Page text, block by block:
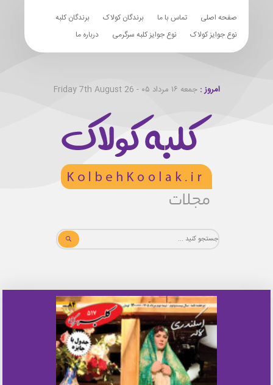
صفحه اصلی تماس با ما برندگان کولاک
برندگان کلبه
نوع جوایز کولاک
نوع جوایز کلبه سرگرمی درباره ما
امروز :جمعه ۱۶ مرداد ۰۵ - Friday 7th August 26